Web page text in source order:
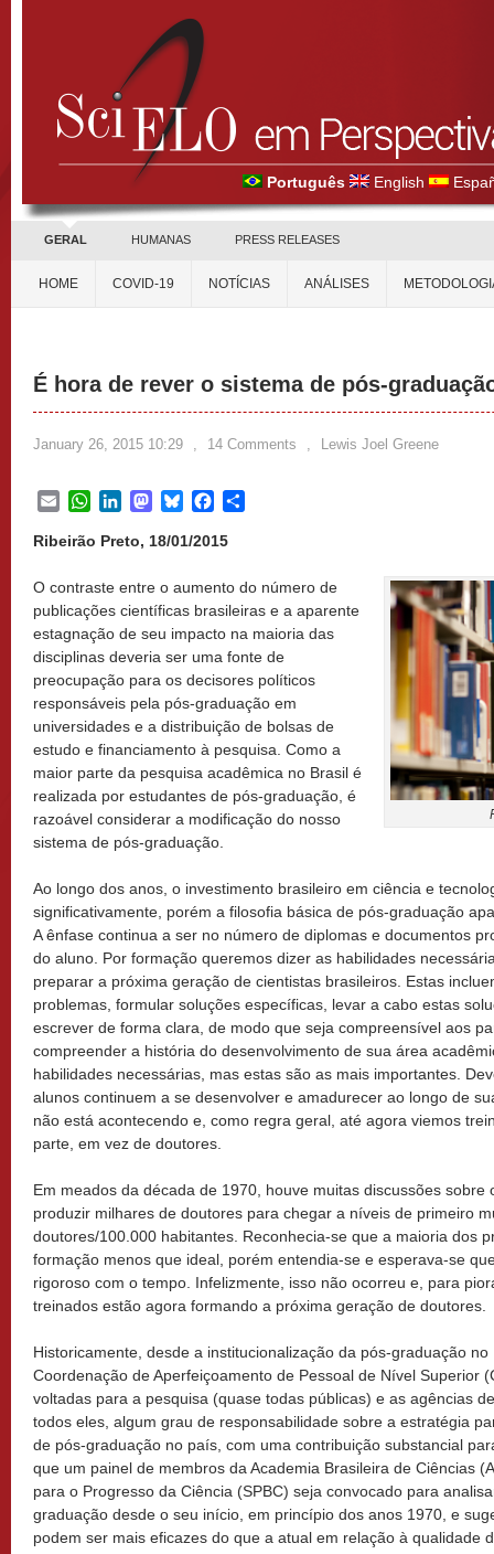
Português English
GERAL HUMANAS PRESS RELEASES
HOME COVID-19 NOTÍCIAS ANÁLISES
É hora de rever o sistema de pós-
January 26, 2015 10:29 , 14 Comments , Lewis Joel Greene
EmailWhatsApp
LinkedInMastodon
BlueskyFacebook
Ribeirão Preto, 18/01/2015
O contraste entre o aumento do número de
publicações científicas brasileiras e a aparente
estagnação de seu impacto na maioria das
disciplinas deveria ser uma fonte de
preocupação para os decisores políticos
responsáveis pela pós-graduação em
universidades e a distribuição de bolsas de
estudo e financiamento à pesquisa. Como a
maior parte da pesquisa acadêmica no Brasil é
realizada por estudantes de pós-graduação, é
razoável considerar a modificação do nosso
sistema de pós-graduação.
Ao longo dos anos, o investimento brasileiro em ciência e
significativamente, porém a filosofia básica de pós-graduação
A ênfase continua a ser no número de diplomas e documentos
do aluno. Por formação queremos dizer as habilidades
preparar a próxima geração de cientistas brasileiros. Estas
problemas, formular soluções específicas, levar a cabo estas
escrever de forma clara, de modo que seja compreensível aos
compreender a história do desenvolvimento de sua área
habilidades necessárias, mas estas são as mais importantes.
alunos continuem a se desenvolver e amadurecer ao longo de
não está acontecendo e, como regra geral, até agora viemos
parte, em vez de doutores.
Em meados da década de 1970, houve muitas discussões sobre
produzir milhares de doutores para chegar a níveis de primeiro
doutores/100.000 habitantes. Reconhecia-se que a maioria dos
formação menos que ideal, porém entendia-se e esperava-se
rigoroso com o tempo. Infelizmente, isso não ocorreu e, para
treinados estão agora formando a próxima geração de doutores.
Historicamente, desde a institucionalização da pós-graduação
Coordenação de Aperfeiçoamento de Pessoal de Nível Superior
voltadas para a pesquisa (quase todas públicas) e as agências
todos eles, algum grau de responsabilidade sobre a estratégia
de pós-graduação no país, com uma contribuição substancial
que um painel de membros da Academia Brasileira de Ciências
para o Progresso da Ciência (SPBC) seja convocado para
graduação desde o seu início, em princípio dos anos 1970, e
podem ser mais eficazes do que a atual em relação à qualidade